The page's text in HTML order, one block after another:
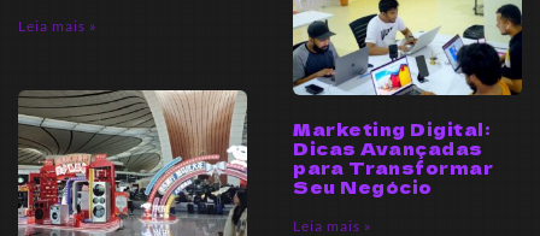
Leia mais »
Marketing Digital:
Dicas Avançadas
para Transformar
Seu Negócio
Leia mais »